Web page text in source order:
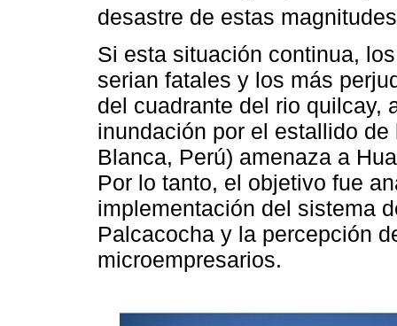
desastre de estas
Si esta situación continua,
serian fatales y los más
del cuadrante del rio quilcay,
inundación por el estallido
Blanca, Perú) amenaza a
Por lo tanto, el objetivo fue
implementación del sistema
Palcacocha y la percepción
microempresarios.